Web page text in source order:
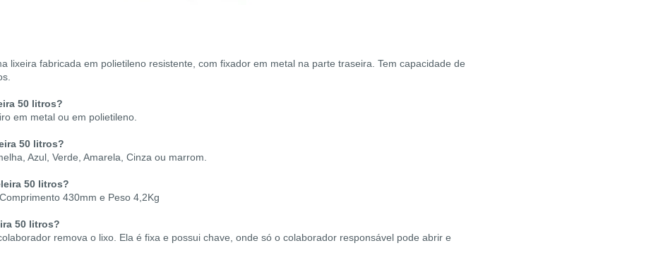
lixeira fabricada em polietileno resistente, com fixador em metal na parte traseira. Tem capacidade de
50 litros?
em metal ou em polietileno.
50 litros?
Azul, Verde, Amarela, Cinza ou marrom.
50 litros?
430mm e Peso 4,2Kg
50 litros?
remova o lixo. Ela é fixa e possui chave, onde só o colaborador responsável pode abrir e